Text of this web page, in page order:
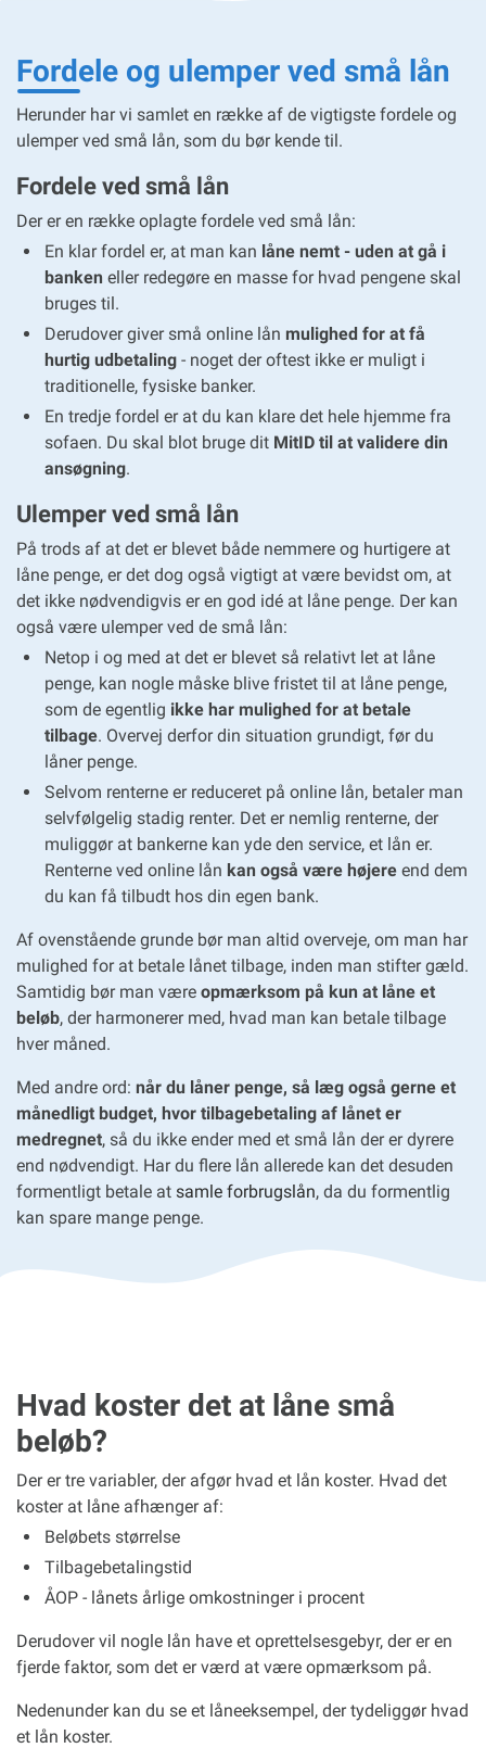
Fordele og ulemper ved små lån
Herunder har vi samlet en række af de vigtigste fordele og
ulemper ved små lån, som du bør kende til.
Fordele ved små lån
Der er en række oplagte fordele ved små lån:
En klar fordel er, at man kan låne nemt - uden at gå i
banken eller redegøre en masse for hvad pengene skal
bruges til.
Derudover giver små online lån mulighed for at få
hurtig udbetaling - noget der oftest ikke er muligt i
traditionelle, fysiske banker.
En tredje fordel er at du kan klare det hele hjemme fra
sofaen. Du skal blot bruge dit MitID til at validere din
ansøgning.
Ulemper ved små lån
På trods af at det er blevet både nemmere og hurtigere at
låne penge, er det dog også vigtigt at være bevidst om, at
det ikke nødvendigvis er en god idé at låne penge. Der kan
også være ulemper ved de små lån:
Netop i og med at det er blevet så relativt let at låne
penge, kan nogle måske blive fristet til at låne penge,
som de egentlig ikke har mulighed for at betale
tilbage. Overvej derfor din situation grundigt, før du
låner penge.
Selvom renterne er reduceret på online lån, betaler man
selvfølgelig stadig renter. Det er nemlig renterne, der
muliggør at bankerne kan yde den service, et lån er.
Renterne ved online lån kan også være højere end dem
du kan få tilbudt hos din egen bank.
Af ovenstående grunde bør man altid overveje, om man har
mulighed for at betale lånet tilbage, inden man stifter gæld.
Samtidig bør man være opmærksom på kun at låne et
beløb, der harmonerer med, hvad man kan betale tilbage
hver måned.
Med andre ord: når du låner penge, så læg også gerne et
månedligt budget, hvor tilbagebetaling af lånet er
medregnet, så du ikke ender med et små lån der er dyrere
end nødvendigt. Har du flere lån allerede kan det desuden
formentligt betale at samle forbrugslån, da du formentlig
kan spare mange penge.
Hvad koster det at låne små
beløb?
Der er tre variabler, der afgør hvad et lån koster. Hvad det
koster at låne afhænger af:
Beløbets størrelse
Tilbagebetalingstid
ÅOP - lånets årlige omkostninger i procent
Derudover vil nogle lån have et oprettelsesgebyr, der er en
fjerde faktor, som det er værd at være opmærksom på.
Nedenunder kan du se et låneeksempel, der tydeliggør hvad
et lån koster.